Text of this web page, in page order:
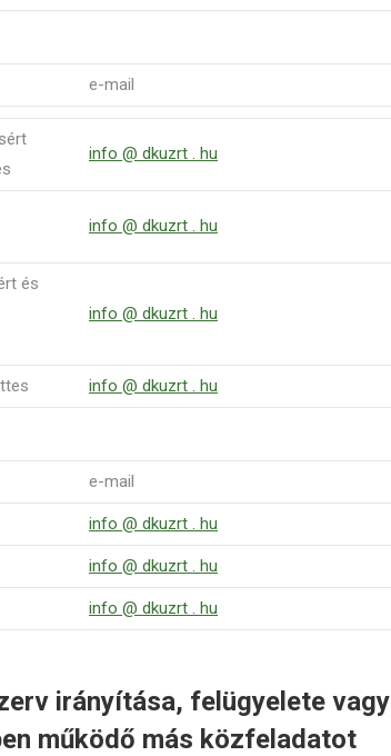
e-mail
info @ dkuzrt . hu
info @ dkuzrt . hu
és
info @ dkuzrt . hu
info @ dkuzrt . hu
e-mail
info @ dkuzrt . hu
info @ dkuzrt . hu
info @ dkuzrt . hu
irányítása, felügyelete vagy
működő más közfeladatot